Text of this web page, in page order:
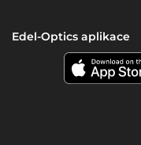
Edel-Optics aplikace